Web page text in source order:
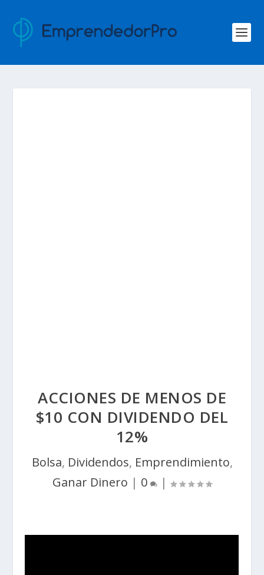
ACCIONES DE MENOS DE
$10 CON DIVIDENDO DEL
12%
Bolsa, Dividendos, Emprendimiento,
Ganar Dinero | 0 |